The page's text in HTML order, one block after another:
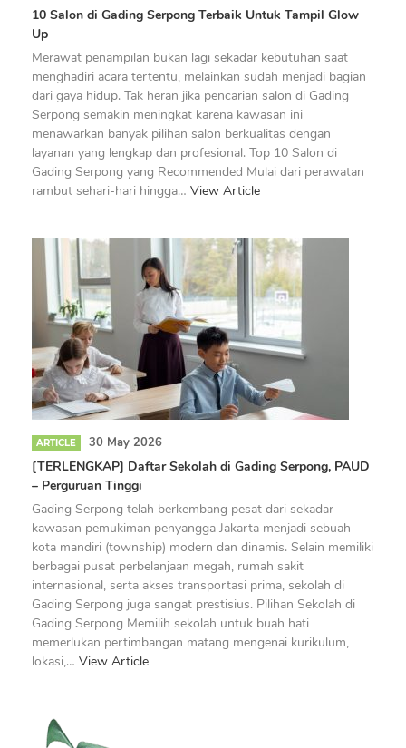
10 Salon di Gading Serpong Terbaik Untuk Tampil Glow
Up
Merawat penampilan bukan lagi sekadar kebutuhan saat
menghadiri acara tertentu, melainkan sudah menjadi bagian
dari gaya hidup. Tak heran jika pencarian salon di Gading
Serpong semakin meningkat karena kawasan ini
menawarkan banyak pilihan salon berkualitas dengan
layanan yang lengkap dan profesional. Top 10 Salon di
Gading Serpong yang Recommended Mulai dari perawatan
rambut sehari-hari hingga… View Article
ARTICLE 30 May 2026
[TERLENGKAP] Daftar Sekolah di Gading Serpong, PAUD
– Perguruan Tinggi
Gading Serpong telah berkembang pesat dari sekadar
kawasan pemukiman penyangga Jakarta menjadi sebuah
kota mandiri (township) modern dan dinamis. Selain memiliki
berbagai pusat perbelanjaan megah, rumah sakit
internasional, serta akses transportasi prima, sekolah di
Gading Serpong juga sangat prestisius. Pilihan Sekolah di
Gading Serpong Memilih sekolah untuk buah hati
memerlukan pertimbangan matang mengenai kurikulum,
lokasi,… View Article